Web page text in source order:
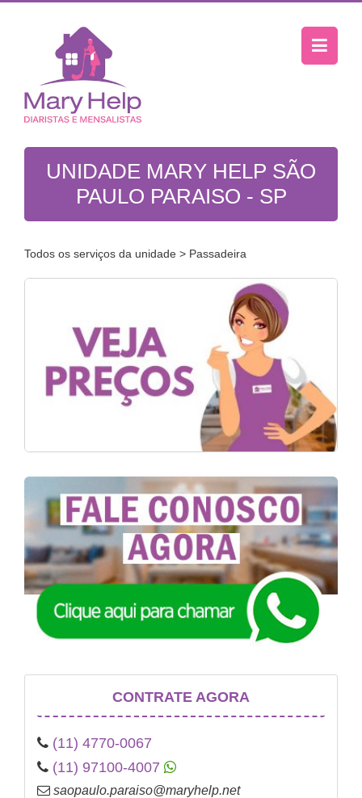
UNIDADE MARY HELP SÃO
PAULO PARAISO - SP
Todos os serviços da unidade > Passadeira
CONTRATE AGORA
(11) 4770-0067
(11) 97100-4007
saopaulo.paraiso@maryhelp.net